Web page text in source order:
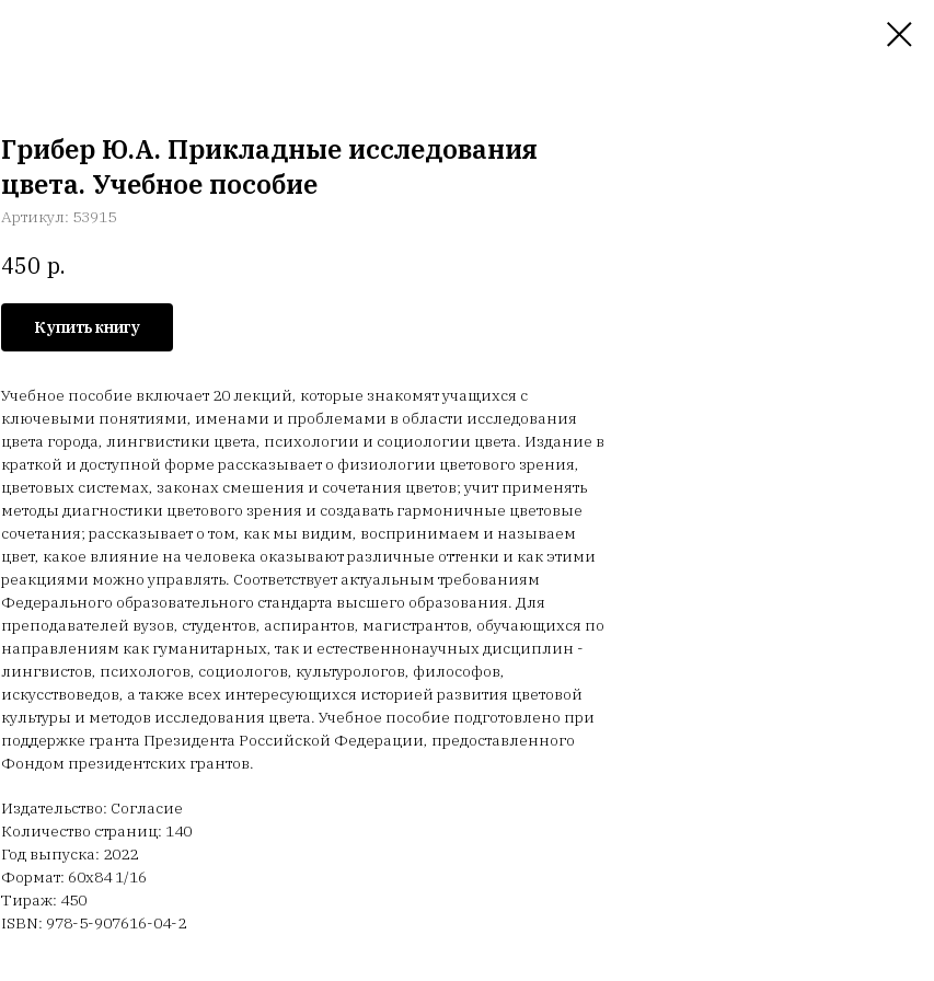
Грибер Ю.А. Прикладные исследования
цвета. Учебное пособие
Артикул: 53915
450 р.
Купить книгу
Учебное пособие включает 20 лекций, которые знакомят учащихся с
ключевыми понятиями, именами и проблемами в области исследования
цвета города, лингвистики цвета, психологии и социологии цвета. Издание в
краткой и доступной форме рассказывает о физиологии цветового зрения,
цветовых системах, законах смешения и сочетания цветов; учит применять
методы диагностики цветового зрения и создавать гармоничные цветовые
сочетания; рассказывает о том, как мы видим, воспринимаем и называем
цвет, какое влияние на человека оказывают различные оттенки и как этими
реакциями можно управлять. Соответствует актуальным требованиям
Федерального образовательного стандарта высшего образования. Для
преподавателей вузов, студентов, аспирантов, магистрантов, обучающихся по
направлениям как гуманитарных, так и естественнонаучных дисциплин -
лингвистов, психологов, социологов, культурологов, философов,
искусствоведов, а также всех интересующихся историей развития цветовой
культуры и методов исследования цвета. Учебное пособие подготовлено при
поддержке гранта Президента Российской Федерации, предоставленного
Фондом президентских грантов.
Издательство: Согласие
Количество страниц: 140
Год выпуска: 2022
Формат: 60х84 1/16
Тираж: 450
ISBN: 978-5-907616-04-2